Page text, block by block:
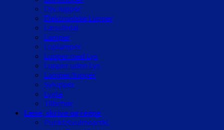
Div. lupper
Elektroniske Lupper
Læselinial
Lamper
Luplamper
Lupper med Lys
Lupper uden Lys
Lamper/lupper
Sylupper
Lygte
Tilbehør
Læse, skrive og regne
Punkt/svulmeartkl.